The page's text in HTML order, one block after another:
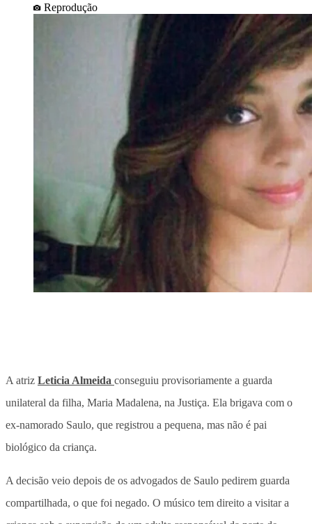
Reprodução
A atriz Leticia Almeida conseguiu provisoriamente a guarda
unilateral da filha, Maria Madalena, na Justiça. Ela brigava com o
ex-namorado Saulo, que registrou a pequena, mas não é pai
biológico da criança.
A decisão veio depois de os advogados de Saulo pedirem guarda
compartilhada, o que foi negado. O músico tem direito a visitar a